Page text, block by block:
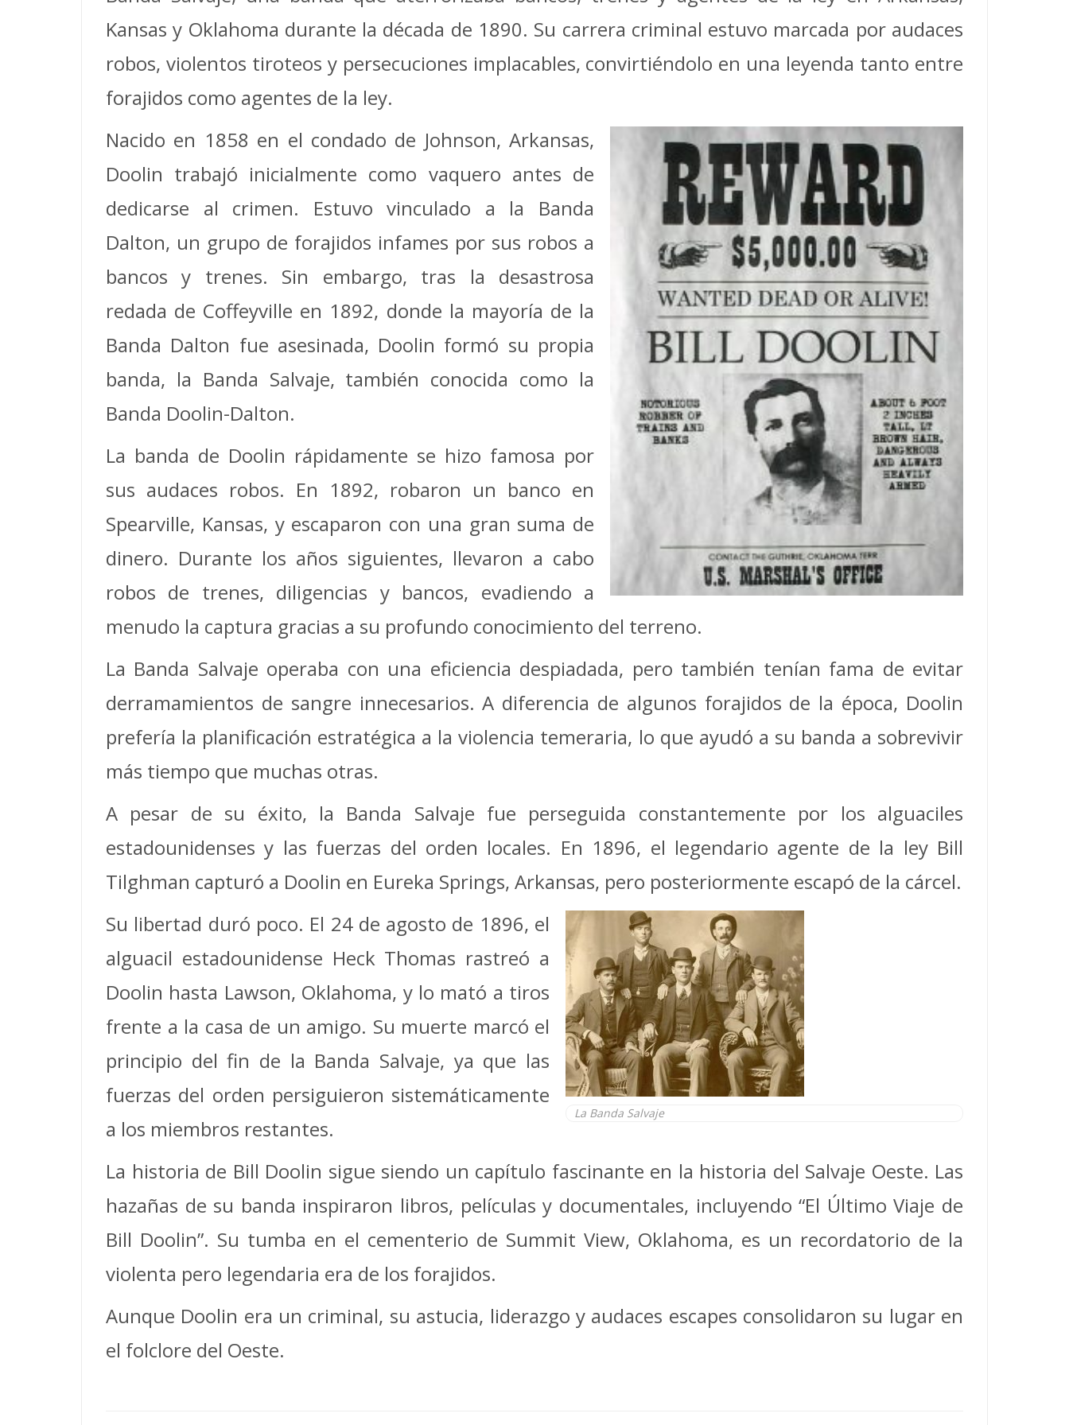
Kansas y Oklahoma durante la década de 1890. Su carrera criminal estuvo marcada por audaces
robos, violentos tiroteos y persecuciones implacables, convirtiéndolo en una leyenda tanto entre
forajidos como agentes de la ley.
Nacido en 1858 en el condado de Johnson, Arkansas,
Doolin trabajó inicialmente como vaquero antes de
dedicarse al crimen. Estuvo vinculado a la Banda
Dalton, un grupo de forajidos infames por sus robos a
bancos y trenes. Sin embargo, tras la desastrosa
redada de Coffeyville en 1892, donde la mayoría de la
Banda Dalton fue asesinada, Doolin formó su propia
banda, la Banda Salvaje, también conocida como la
Banda Doolin-Dalton.
La banda de Doolin rápidamente se hizo famosa por
sus audaces robos. En 1892, robaron un banco en
Spearville, Kansas, y escaparon con una gran suma de
dinero. Durante los años siguientes, llevaron a cabo
robos de trenes, diligencias y bancos, evadiendo a
menudo la captura gracias a su profundo conocimiento del terreno.
La Banda Salvaje operaba con una eficiencia despiadada, pero también tenían fama de evitar
derramamientos de sangre innecesarios. A diferencia de algunos forajidos de la época, Doolin
prefería la planificación estratégica a la violencia temeraria, lo que ayudó a su banda a sobrevivir
más tiempo que muchas otras.
A pesar de su éxito, la Banda Salvaje fue perseguida constantemente por los alguaciles
estadounidenses y las fuerzas del orden locales. En 1896, el legendario agente de la ley Bill
Tilghman capturó a Doolin en Eureka Springs, Arkansas, pero posteriormente escapó de la cárcel.
La Banda Salvaje
Su libertad duró poco. El 24 de agosto de 1896, el
alguacil estadounidense Heck Thomas rastreó a
Doolin hasta Lawson, Oklahoma, y ​​lo mató a tiros
frente a la casa de un amigo. Su muerte marcó el
principio del fin de la Banda Salvaje, ya que las
fuerzas del orden persiguieron sistemáticamente
a los miembros restantes.
La historia de Bill Doolin sigue siendo un capítulo fascinante en la historia del Salvaje Oeste. Las
hazañas de su banda inspiraron libros, películas y documentales, incluyendo “El Último Viaje de
Bill Doolin”. Su tumba en el cementerio de Summit View, Oklahoma, es un recordatorio de la
violenta pero legendaria era de los forajidos.
Aunque Doolin era un criminal, su astucia, liderazgo y audaces escapes consolidaron su lugar en
el folclore del Oeste.